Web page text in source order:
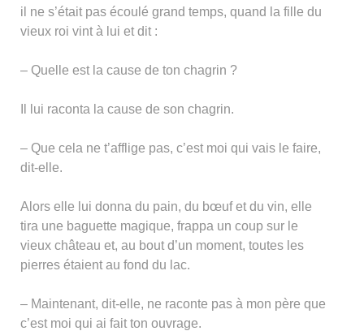
il ne s’était pas écoulé grand temps, quand la fille du
vieux roi vint à lui et dit :
– Quelle est la cause de ton chagrin ?
Il lui raconta la cause de son chagrin.
– Que cela ne t’afflige pas, c’est moi qui vais le faire,
dit-elle.
Alors elle lui donna du pain, du bœuf et du vin, elle
tira une baguette magique, frappa un coup sur le
vieux château et, au bout d’un moment, toutes les
pierres étaient au fond du lac.
– Maintenant, dit-elle, ne raconte pas à mon père que
c’est moi qui ai fait ton ouvrage.